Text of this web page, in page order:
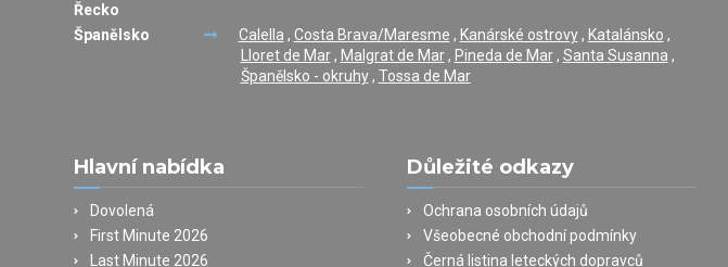
Řecko
Španělsko
Calella , Costa Brava/Maresme , Kanárské ostrovy, Katalánsko ,
Lloret de Mar, Malgrat de Mar, Pineda de Mar, Santa Susanna ,
Španělsko - okruhy, Tossa de Mar
Hlavní nabídka
Dovolená
First Minute 2026
Last Minute 2026
Důležité odkazy
Ochrana osobních údajů
Všeobecné obchodní podmínky
Černá listina leteckých dopravců